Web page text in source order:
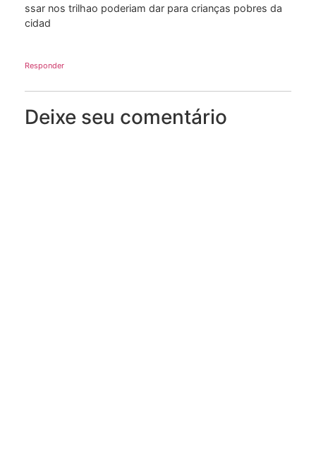
ssar nos trilhao poderiam dar para crianças pobres da
cidad
Responder
Deixe seu comentário